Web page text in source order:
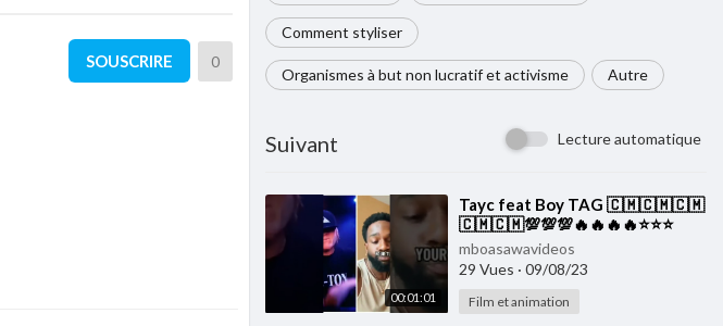
Comment styliser
Organismes à but non lucratif et activisme Autre
Suivant Lecture automatique
00:01:01
⁣Tayc feat Boy TAG 🇨🇲🇨🇲🇨🇲
🇨🇲🇨🇲💯💯💯🔥🔥🔥🔥⭐⭐⭐
mboasawavideos
29 Vues · 09/08/23
Film et animation
SOUSCRIRE 0